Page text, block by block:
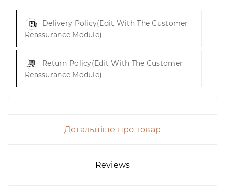
Delivery Policy(edit With The Customer
Reassurance Module)
Return Policy(edit With The Customer
Reassurance Module)
Детальніше про товар
Reviews